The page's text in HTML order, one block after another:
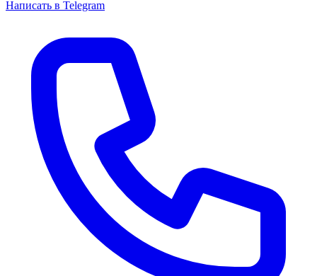
Написать в Telegram